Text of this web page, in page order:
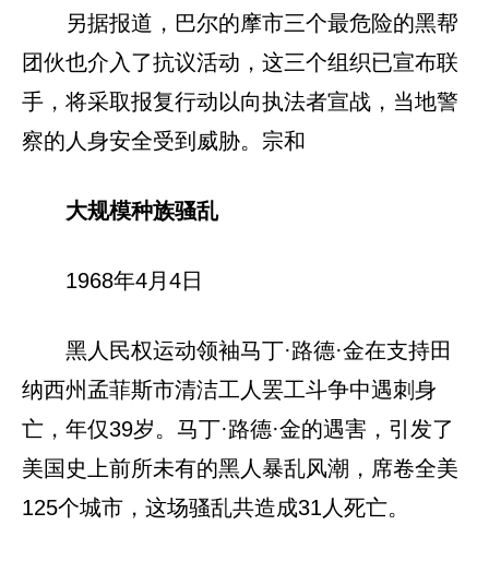
另据报道，巴尔的摩市三个最危险的黑帮
团伙也介入了抗议活动，这三个组织已宣布联
手，将采取报复行动以向执法者宣战，当地警
察的人身安全受到威胁。宗和
大规模种族骚乱
1968年4月4日
黑人民权运动领袖马丁·路德·金在支持田
纳西州孟菲斯市清洁工人罢工斗争中遇刺身
亡，年仅39岁。马丁·路德·金的遇害，引发了
美国史上前所未有的黑人暴乱风潮，席卷全美
125个城市，这场骚乱共造成31人死亡。